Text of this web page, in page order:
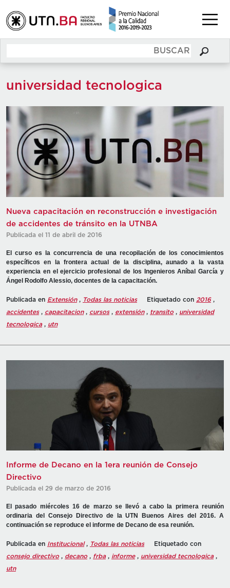
universidad tecnologica
Nueva capacitación en reconstrucción e investigación
de accidentes de tránsito en la UTNBA
Publicada el 11 de abril de 2016
El curso es la concurrencia de una recopilación de los conocimientos
específicos en la frontera actual de la disciplina, aunado a la vasta
experiencia en el ejercicio profesional de los Ingenieros Aníbal García y
Ángel Rodolfo Alessio, docentes de la capacitación.
Publicada en Extensión, Todas las noticias Etiquetado con 2016,
accidentes, capacitacion, cursos, extensión, transito, universidad
tecnologica, utn
Informe de Decano en la 1era reunión de Consejo
Directivo
Publicada el 29 de marzo de 2016
El pasado miércoles 16 de marzo se llevó a cabo la primera reunión
ordinaria del Consejo Directivo de la UTN Buenos Aires del 2016. A
continuación se reproduce el informe de Decano de esa reunión.
Publicada en Institucional, Todas las noticias
Etiquetado con
consejo directivo, decano, frba, informe, universidad tecnologica,
utn